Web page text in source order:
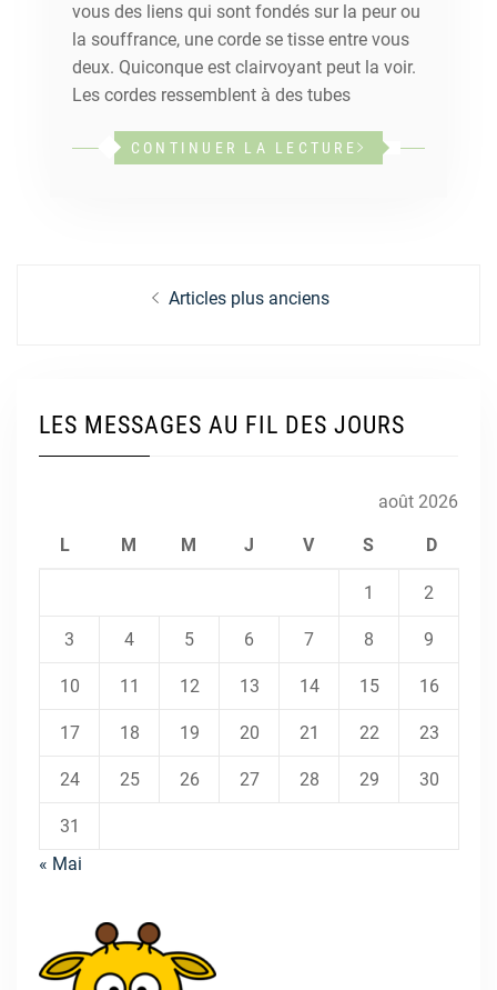
vous des liens qui sont fondés sur la peur ou
la souffrance, une corde se tisse entre vous
deux. Quiconque est clairvoyant peut la voir.
Les cordes ressemblent à des tubes
CONTINUER LA LECTURE
Navigation Articles plus anciens
LES MESSAGES AU FIL DES JOURS
août 2026
L M M J V S D
1 2
3 4 5 6 7 8 9
10 11 12 13 14 15 16
17 18 19 20 21 22 23
24 25 26 27 28 29 30
31
« Mai